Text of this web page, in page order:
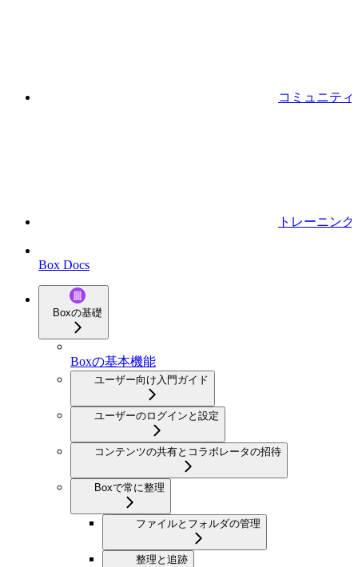
コミュニティ
トレーニング
Box Docs
Boxの基礎
Boxの基本機能
ユーザー向け入門ガイド
ユーザーのログインと設定
コンテンツの共有とコラボレータの招待
Boxで常に整理
ファイルとフォルダの管理
整理と追跡